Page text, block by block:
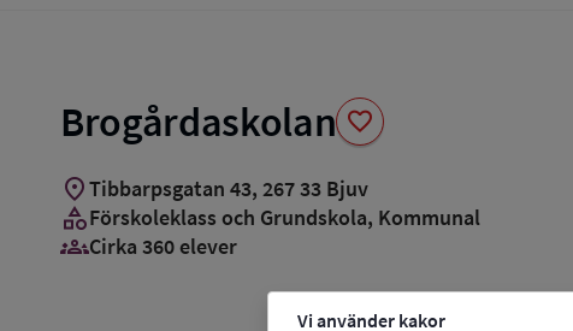
Vi använder kakor
Brogårdaskolan favorite
location_onTibbarpsgatan 43, 267 33 Bjuv
categoryFörskoleklass och Grundskola, Kommunal
groups_3Cirka 360 elever